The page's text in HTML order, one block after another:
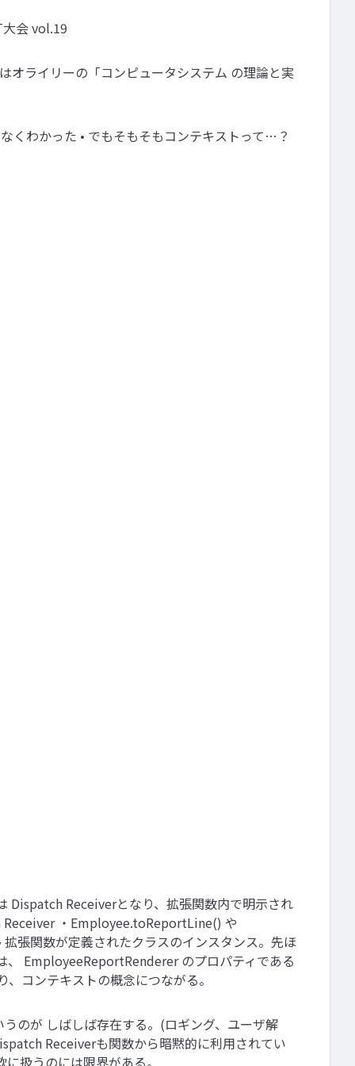
会 vol.19
オライリーの「コンピュータシステム の理論と実
くわかった • でもそもそもコンテキストって…？
Dispatch Receiverとなり、拡張関数内で明示され
Receiver ・Employee.toReportLine() や
張関数が定義されたクラスのインスタンス。先ほ
EmployeeReportRenderer のプロパティである
コンテキストの概念につながる。
のが しばしば存在する。(ロギング、ユーザ解
Receiverも関数から暗黙的に利用されてい
扱うのには限界がある。